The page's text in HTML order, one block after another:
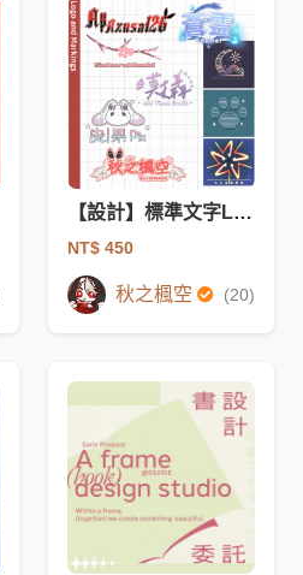
【設計】標準文字LOGO(非商用)
NT$ 450
秋之楓空 (20)